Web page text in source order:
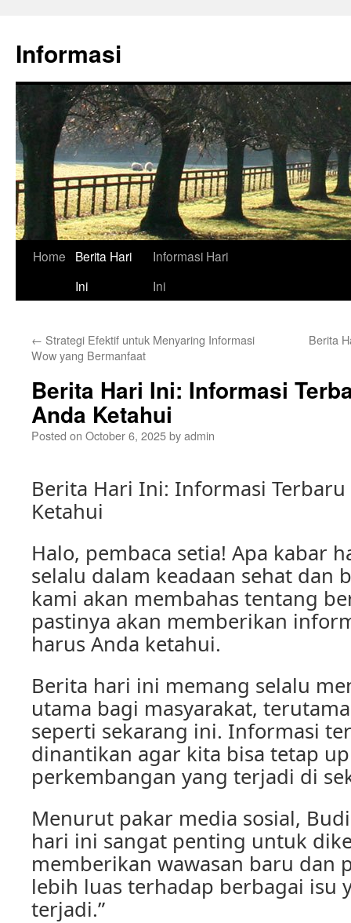
content
Informasi
Home
Berita Hari
Ini
Informasi Hari
Ini
← Strategi Efektif untuk Menyaring Informasi
Wow yang Bermanfaat
Berita
Berita Hari Ini: Informasi
Anda Ketahui
Posted on October 6, 2025byadmin
Berita Hari Ini: Informasi
Ketahui
Halo, pembaca setia! Apa kabar
selalu dalam keadaan sehat dan
kami akan membahas tentang
pastinya akan memberikan
harus Anda ketahui.
Berita hari ini memang selalu
utama bagi masyarakat,
seperti sekarang ini. Informasi
dinantikan agar kita bisa tetap
perkembangan yang terjadi di
Menurut pakar media sosial,
hari ini sangat penting untuk
memberikan wawasan baru dan
lebih luas terhadap berbagai isu
terjadi.”